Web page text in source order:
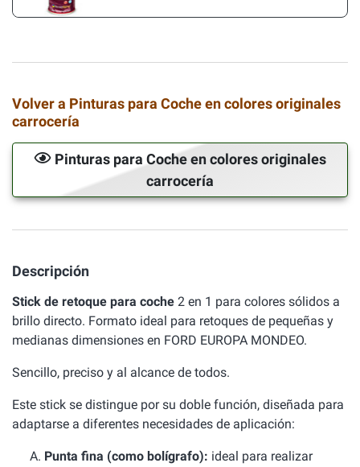
Volver a Pinturas para Coche en colores originales
carrocería
Pinturas para Coche en colores originales
carrocería
Descripción
Stick de retoque para coche 2 en 1 para colores sólidos a
brillo directo. Formato ideal para retoques de pequeñas y
medianas dimensiones en FORD EUROPA MONDEO.
Sencillo, preciso y al alcance de todos.
Este stick se distingue por su doble función, diseñada para
adaptarse a diferentes necesidades de aplicación:
Punta fina (como bolígrafo): ideal para realizar